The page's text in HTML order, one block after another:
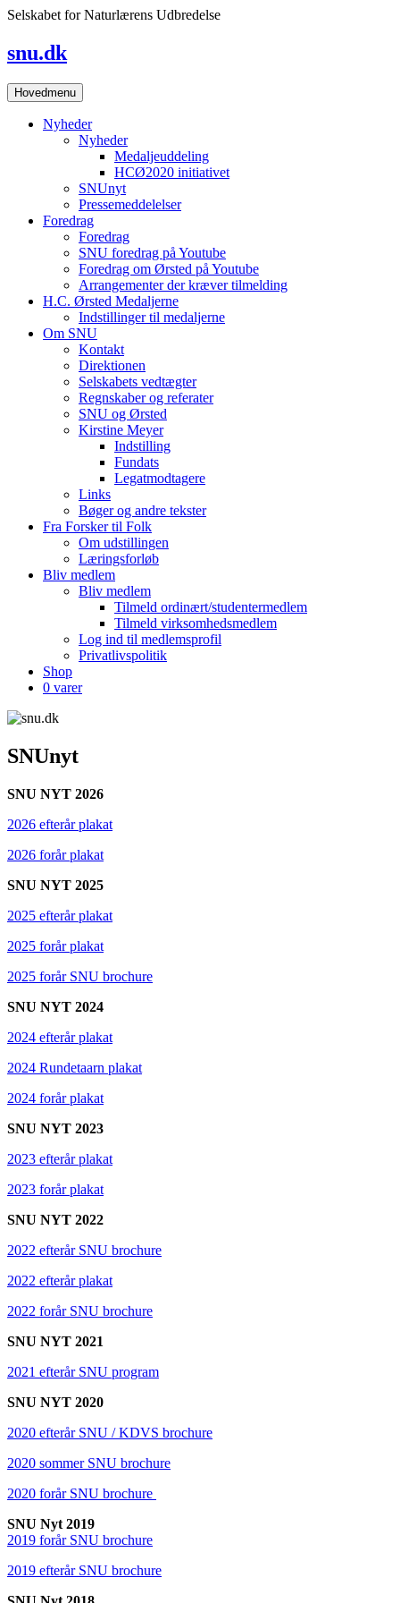
Skip
Selskabet for Naturlærens Udbredelse
snu.dk
Hovedmenu
Nyheder
Nyheder
Medaljeuddeling
HCØ2020 initiativet
SNUnyt
Pressemeddelelser
Foredrag
Foredrag
SNU foredrag på Youtube
Foredrag om Ørsted på Youtube
Arrangementer der kræver tilmelding
H.C. Ørsted Medaljerne
Indstillinger til medaljerne
Om SNU
Kontakt
Direktionen
Selskabets vedtægter
Regnskaber og referater
SNU og Ørsted
Kirstine Meyer
Indstilling
Fundats
Legatmodtagere
Links
Bøger og andre tekster
Fra Forsker til Folk
Om udstillingen
Læringsforløb
Bliv medlem
Bliv medlem
Tilmeld ordinært/studentermedlem
Tilmeld virksomhedsmedlem
Log ind til medlemsprofil
Privatlivspolitik
Shop
0 varer
SNUnyt
SNU NYT 2026
2026 efterår plakat
2026 forår plakat
SNU NYT 2025
2025 efterår plakat
2025 forår plakat
2025 forår SNU brochure
SNU NYT 2024
2024 efterår plakat
2024 Rundetaarn plakat
2024 forår plakat
SNU NYT 2023
2023 efterår plakat
2023 forår plakat
SNU NYT 2022
2022 efterår SNU brochure
2022 efterår plakat
2022 forår SNU brochure
SNU NYT 2021
2021 efterår SNU program
SNU NYT 2020
2020 efterår SNU / KDVS brochure
2020 sommer SNU brochure
2020 forår SNU brochure
SNU Nyt 2019
2019 forår SNU brochure
2019 efterår SNU brochure